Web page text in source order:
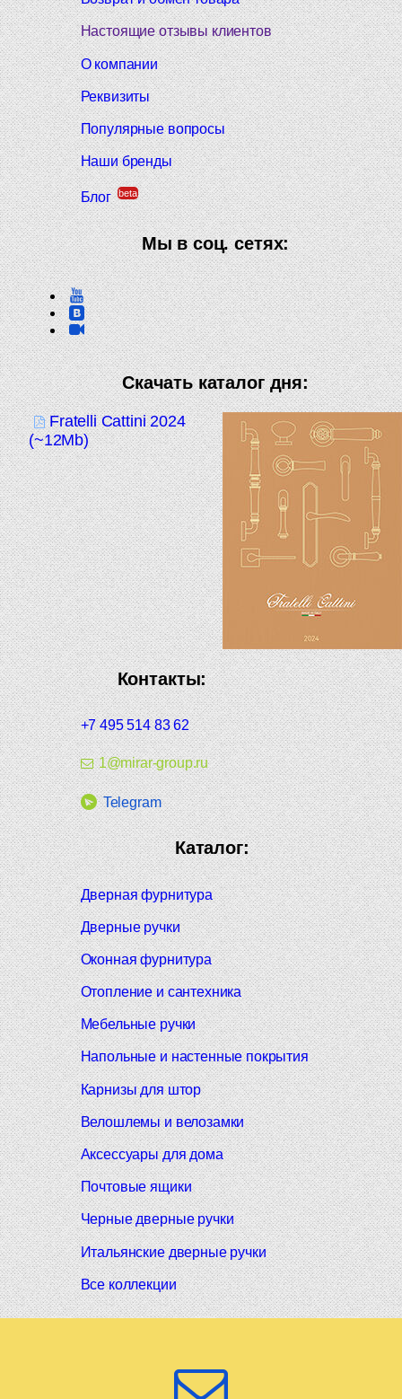
Настоящие отзывы клиентов
О компании
Реквизиты
Популярные вопросы
Наши бренды
Блог beta
Мы в соц. сетях:
Скачать каталог дня:
Fratelli Cattini 2024
(~12Mb)
Контакты:
+7 495 514 83 62
1@mirar-group.ru
Telegram
Каталог:
Дверная фурнитура
Дверные ручки
Оконная фурнитура
Отопление и сантехника
Мебельные ручки
Напольные и настенные покрытия
Карнизы для штор
Велошлемы и велозамки
Аксессуары для дома
Почтовые ящики
Черные дверные ручки
Итальянские дверные ручки
Все коллекции